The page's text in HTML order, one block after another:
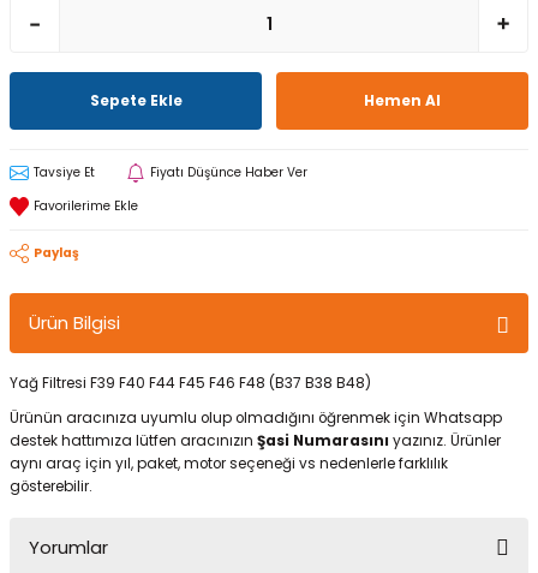
Sepete Ekle Hemen Al
Tavsiye Et Fiyatı Düşünce Haber Ver
Paylaş
Ürün Bilgisi
Yağ Filtresi F39 F40 F44 F45 F46 F48 (B37 B38 B48)
Ürünün aracınıza uyumlu olup olmadığını öğrenmek için Whatsapp
destek hattımıza lütfen aracınızın Şasi Numarasını yazınız. Ürünler
aynı araç için yıl, paket, motor seçeneği vs nedenlerle farklılık
gösterebilir.
Yorumlar